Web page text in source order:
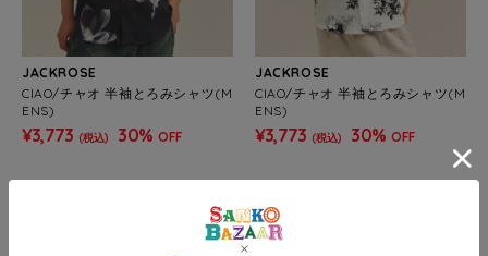
JACKROSE
CIAO/チャオ 半袖とろみシャツ(M
ENS)
¥3,773 (税込) 30% OFF
JACKROSE
CIAO/チャオ 半袖とろみシャツ(M
ENS)
¥3,773 (税込) 30% OFF